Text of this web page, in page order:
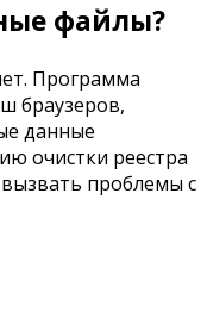
файлы?
Программа
браузеров,
данные
очистки реестра
проблемы с